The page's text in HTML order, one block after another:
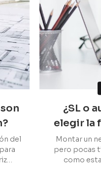
del
¿SL o
elegir la
Montar un
pero pocas
como